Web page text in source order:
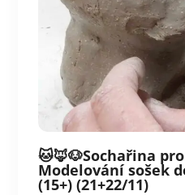
🐱🦊🐶Sochařina
Modelování sošek
(15+) (21+22/11)